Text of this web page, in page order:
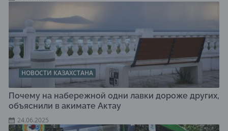
НОВОСТИ КАЗАХСТАНА
Почему на набережной одни лавки дороже других,
объяснили в акимате Актау
24.06.2025